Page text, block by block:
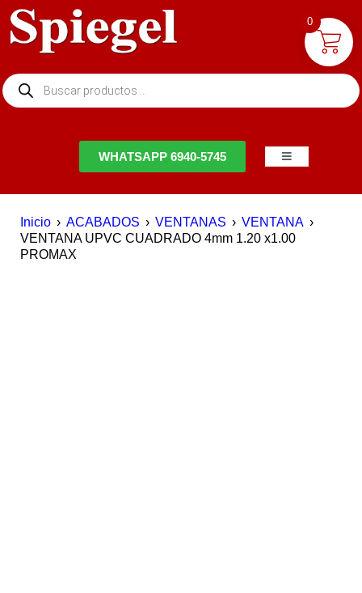
WHATSAPP 6940-5745
Inicio › ACABADOS › VENTANAS › VENTANA ›
VENTANA UPVC CUADRADO 4mm 1.20 x1.00
PROMAX
0